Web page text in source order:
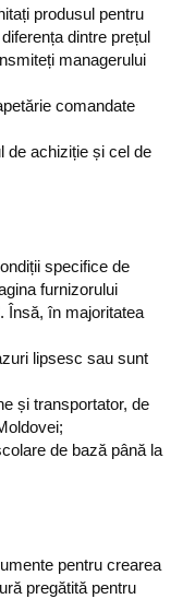
produsul pentru
dintre prețul
managerului
comandate
de achiziție și cel de
specifice de
furnizorului
Însă, în majoritatea
lipsesc sau sunt
și transportator, de
de bază până la
pentru crearea
pregătită pentru